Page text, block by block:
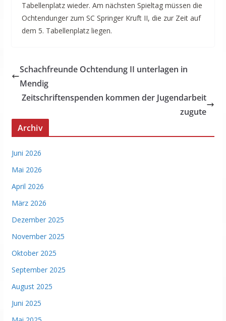
Tabellenplatz wieder. Am nächsten Spieltag müssen die
Ochtendunger zum SC Springer Kruft II, die zur Zeit auf
dem 5. Tabellenplatz liegen.
Schachfreunde Ochtendung II unterlagen in
Mendig
Zeitschriftenspenden kommen der Jugendarbeit
zugute
Archiv
Juni 2026
Mai 2026
April 2026
März 2026
Dezember 2025
November 2025
Oktober 2025
September 2025
August 2025
Juni 2025